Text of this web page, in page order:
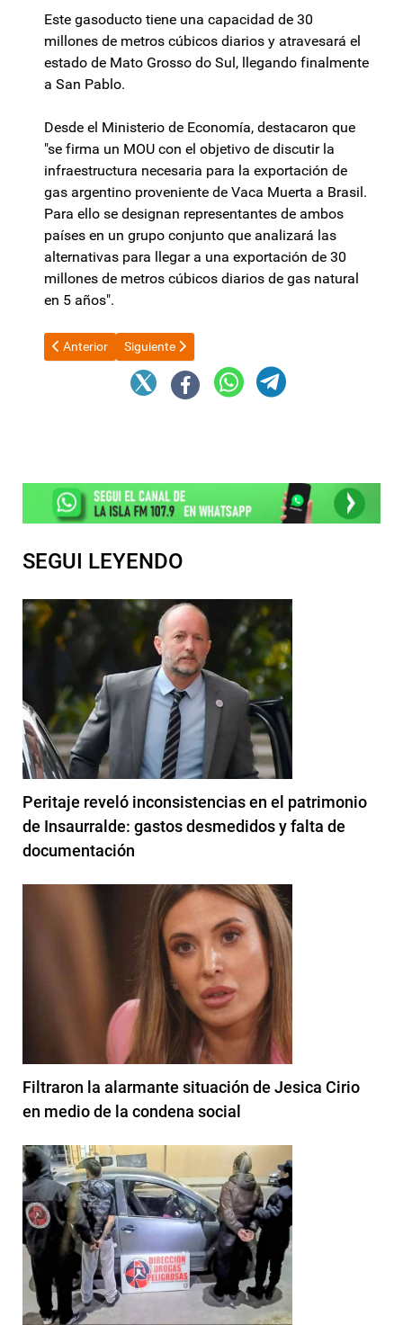
Este gasoducto tiene una capacidad de 30
millones de metros cúbicos diarios y atravesará el
estado de Mato Grosso do Sul, llegando finalmente
a San Pablo.
Desde el Ministerio de Economía, destacaron que
"se firma un MOU con el objetivo de discutir la
infraestructura necesaria para la exportación de
gas argentino proveniente de Vaca Muerta a Brasil.
Para ello se designan representantes de ambos
países en un grupo conjunto que analizará las
alternativas para llegar a una exportación de 30
millones de metros cúbicos diarios de gas natural
en 5 años".
Artículo anterior: El Gobierno estudia cómo mejorar las
Anterior Artículo siguiente: A su manera, Argentina
Siguiente
SEGUI LEYENDO
Peritaje reveló inconsistencias en el patrimonio
de Insaurralde: gastos desmedidos y falta de
documentación
Filtraron la alarmante situación de Jesica Cirio
en medio de la condena social